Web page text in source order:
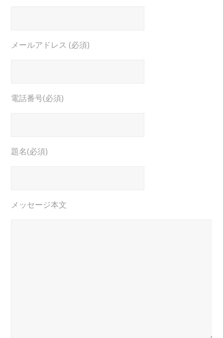
メールアドレス (必須)
電話番号(必須)
題名(必須)
メッセージ本文